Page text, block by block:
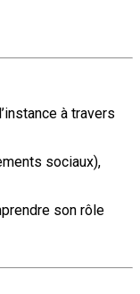
à travers
sociaux),
son rôle